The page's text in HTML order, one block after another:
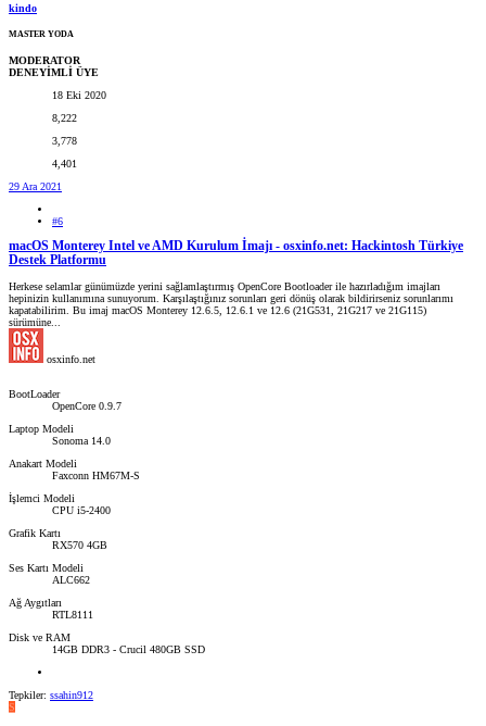
kindo
MASTER YODA
MODERATOR
DENEYİMLİ ÜYE
18 Eki 2020
8,222
3,778
4,401
29 Ara 2021
#6
macOS Monterey Intel ve AMD Kurulum İmajı - osxinfo.net: Hackintosh Türkiye
Destek Platformu
Herkese selamlar günümüzde yerini sağlamlaştırmış OpenCore Bootloader ile hazırladığım imajları
hepinizin kullanımına sunuyorum. Karşılaştığınız sorunları geri dönüş olarak bildirirseniz sorunlarımı
kapatabilirim. Bu imaj macOS Monterey 12.6.5, 12.6.1 ve 12.6 (21G531, 21G217 ve 21G115)
sürümüne...
osxinfo.net
BootLoader
OpenCore 0.9.7
Laptop Modeli
Sonoma 14.0
Anakart Modeli
Faxconn HM67M-S
İşlemci Modeli
CPU i5-2400
Grafik Kartı
RX570 4GB
Ses Kartı Modeli
ALC662
Ağ Aygıtları
RTL8111
Disk ve RAM
14GB DDR3 - Crucil 480GB SSD
Tepkiler: ssahin912
S